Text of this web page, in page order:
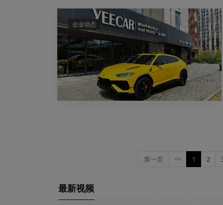
企业动态
第一页 << 1 (current)
2
最新视频